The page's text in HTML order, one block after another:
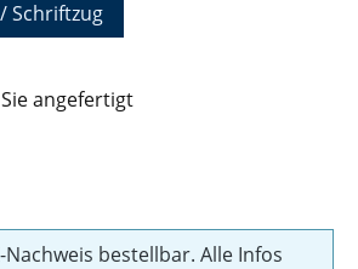
Schriftzug
angefertigt
bestellbar. Alle Infos